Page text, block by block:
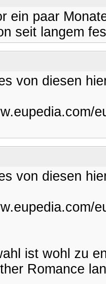
ein paar
seit langem
von diesen
von diesen
ist wohl zu
Romance